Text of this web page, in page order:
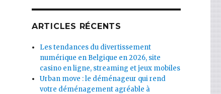
ARTICLES RÉCENTS
Les tendances du divertissement
numérique en Belgique en 2026, site
casino en ligne, streaming et jeux mobiles
Urban move : le déménageur qui rend
votre déménagement agréable à